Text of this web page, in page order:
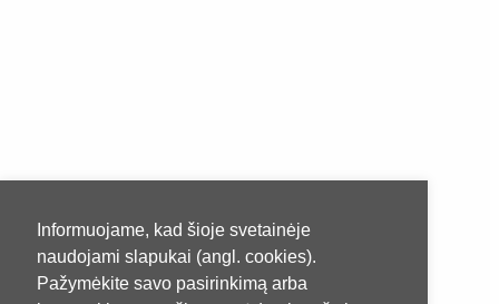
Informuojame, kad šioje svetainėje
naudojami slapukai (angl. cookies).
Pažymėkite savo pasirinkimą arba